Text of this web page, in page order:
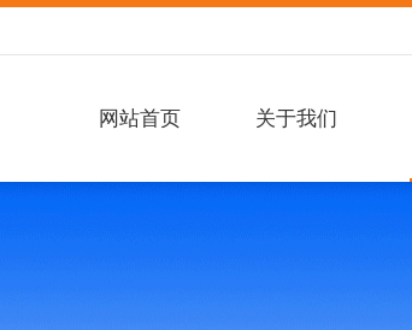
网站首页 关于我们